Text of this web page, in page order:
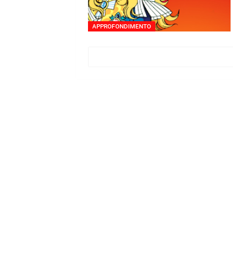
APPROFONDIMENTO